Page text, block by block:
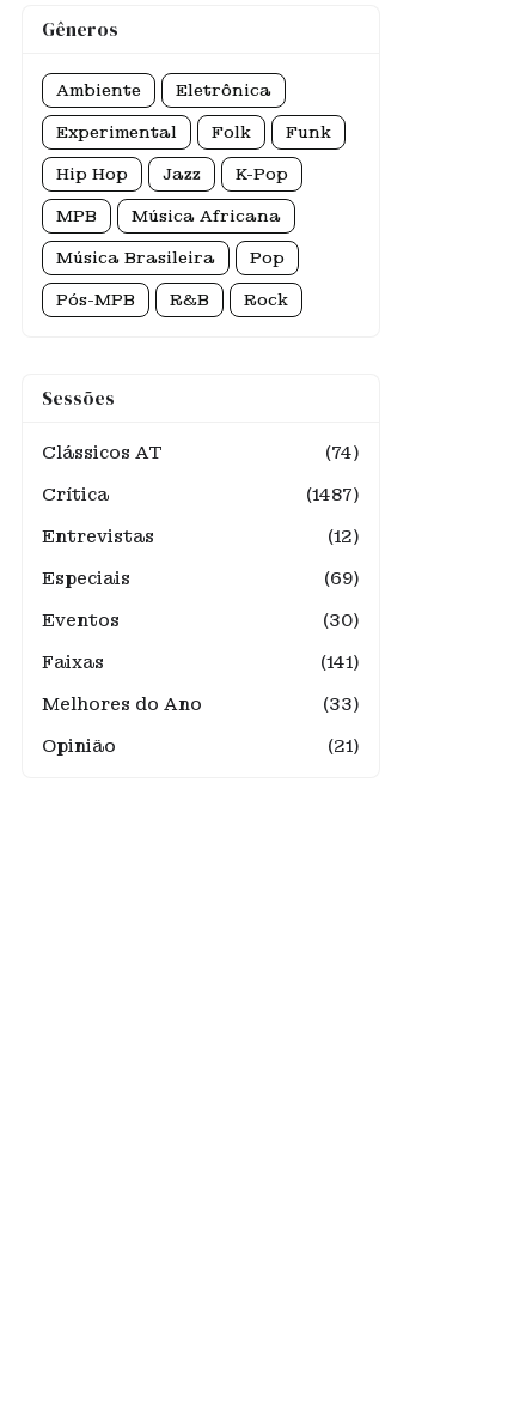
Gêneros
Ambiente Eletrônica
Experimental Folk Funk
Hip Hop Jazz K-Pop
MPB Música Africana
Música Brasileira Pop
Pós-MPB R&B Rock
Sessões
Clássicos AT
(74)
Crítica
(1487)
Entrevistas
(12)
Especiais
(69)
Eventos
(30)
Faixas
(141)
Melhores do Ano
(33)
Opinião
(21)